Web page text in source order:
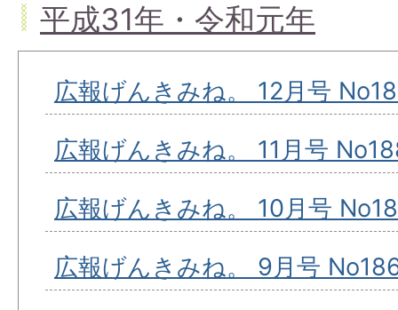
平成31年・令和元年
広報げんきみね。 12月号
広報げんきみね。 11月号
広報げんきみね。 10月号
広報げんきみね。 9月号